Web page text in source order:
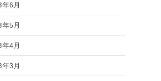
6月
5月
4月
3月